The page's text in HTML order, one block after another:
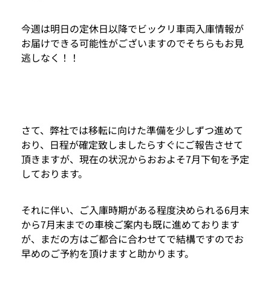
今週は明日の定休日以降でビックリ車両入庫情報が
お届けできる可能性がございますのでそちらもお見
逃しなく！！
さて、弊社では移転に向けた準備を少しずつ進めて
おり、日程が確定致しましたらすぐにご報告させて
頂きますが、現在の状況からおおよそ7月下旬を予定
しております。
それに伴い、ご入庫時期がある程度決められる6月末
から7月末までの車検ご案内も既に進めております
が、まだの方はご都合に合わせてで結構ですのでお
早めのご予約を頂けますと助かります。